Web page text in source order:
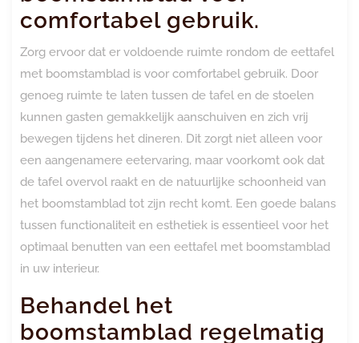
comfortabel gebruik.
Zorg ervoor dat er voldoende ruimte rondom de eettafel
met boomstamblad is voor comfortabel gebruik. Door
genoeg ruimte te laten tussen de tafel en de stoelen
kunnen gasten gemakkelijk aanschuiven en zich vrij
bewegen tijdens het dineren. Dit zorgt niet alleen voor
een aangenamere eetervaring, maar voorkomt ook dat
de tafel overvol raakt en de natuurlijke schoonheid van
het boomstamblad tot zijn recht komt. Een goede balans
tussen functionaliteit en esthetiek is essentieel voor het
optimaal benutten van een eettafel met boomstamblad
in uw interieur.
Behandel het
boomstamblad regelmatig